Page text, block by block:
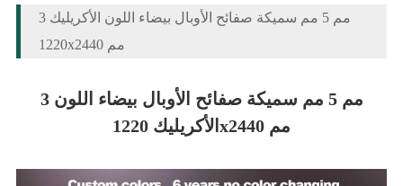
3 مم 5 مم سميكة صفائح الأوبال بيضاء اللون الأكريليك
1220x2440 مم
3 مم 5 مم سميكة صفائح الأوبال بيضاء اللون
الأكريليك 1220x2440 مم